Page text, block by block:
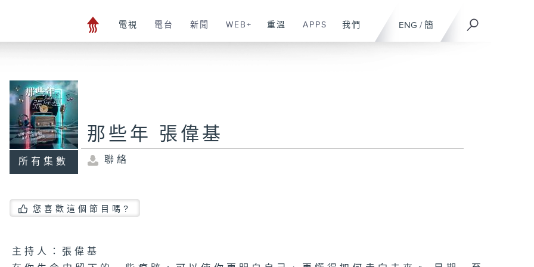
ENG / 簡
電視 電台 新聞 WEB+ 重溫 APPS 我們
所有集數
那些年 張偉基
聯絡
您喜歡這個節目嗎?
主持人：張偉基